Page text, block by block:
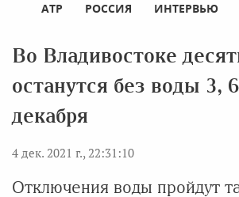
АТР
РОССИЯ ИНТЕРВЬЮ
Во Владивостоке
останутся без воды 3,
декабря
4 дек. 2021 г., 22:31:10
Отключения воды пройдут